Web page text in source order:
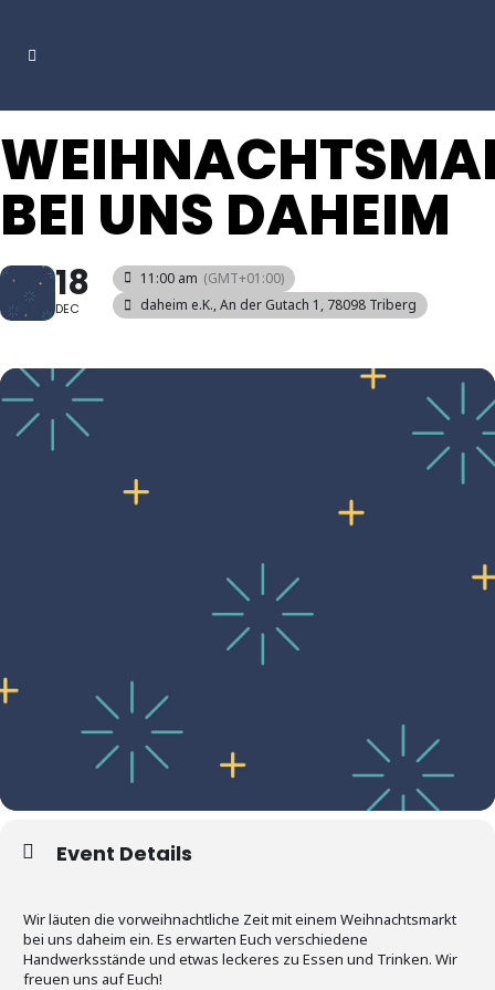
BEI UNS DAHEIM
18
DEC
11:00 am (GMT+01:00)
daheim e.K., An der Gutach 1, 78098 Triberg
Event Details
Wir läuten die vorweihnachtliche Zeit mit einem Weihnachtsmarkt
bei uns daheim ein. Es erwarten Euch verschiedene
Handwerksstände und etwas leckeres zu Essen und Trinken. Wir
freuen uns auf Euch!